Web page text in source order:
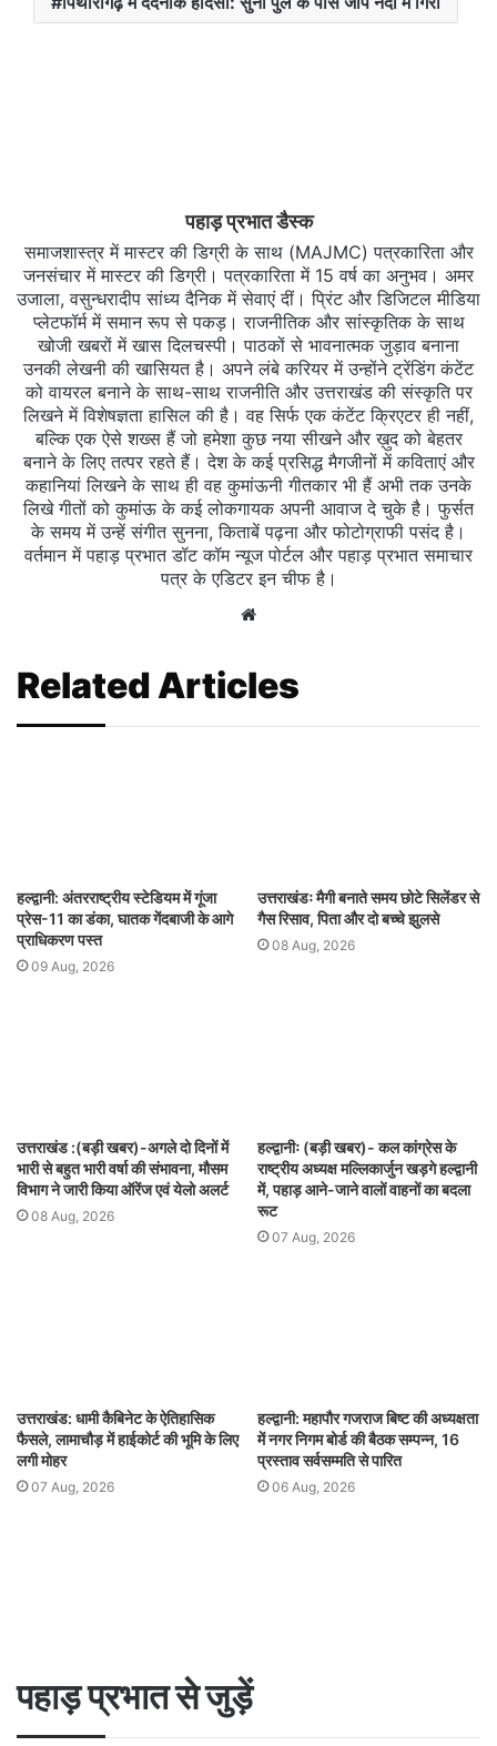
पहाड़ प्रभात डैस्क
समाजशास्त्र में मास्टर की डिग्री के साथ (MAJMC) पत्रकारिता और
जनसंचार में मास्टर की डिग्री। पत्रकारिता में 15 वर्ष का अनुभव। अमर
उजाला, वसुन्धरादीप सांध्य दैनिक में सेवाएं दीं। प्रिंट और डिजिटल मीडिया
प्लेटफॉर्म में समान रूप से पकड़। राजनीतिक और सांस्कृतिक के साथ
खोजी खबरों में खास दिलचस्‍पी। पाठकों से भावनात्मक जुड़ाव बनाना
उनकी लेखनी की खासियत है। अपने लंबे करियर में उन्होंने ट्रेंडिंग कंटेंट
को वायरल बनाने के साथ-साथ राजनीति और उत्तराखंड की संस्कृति पर
लिखने में विशेषज्ञता हासिल की है। वह सिर्फ एक कंटेंट क्रिएटर ही नहीं,
बल्कि एक ऐसे शख्स हैं जो हमेशा कुछ नया सीखने और ख़ुद को बेहतर
बनाने के लिए तत्पर रहते हैं। देश के कई प्रसिद्ध मैगजीनों में कविताएं और
कहानियां लिखने के साथ ही वह कुमांऊनी गीतकार भी हैं अभी तक उनके
लिखे गीतों को कुमांऊ के कई लोकगायक अपनी आवाज दे चुके है। फुर्सत
के समय में उन्हें संगीत सुनना, किताबें पढ़ना और फोटोग्राफी पसंद है।
वर्तमान में पहाड़ प्रभात डॉट कॉम न्यूज पोर्टल और पहाड़ प्रभात समाचार
पत्र के एडिटर इन चीफ है।
Website
Related Articles
हल्द्वानी: अंतरराष्ट्रीय स्टेडियम में गूंजा
प्रेस-11 का डंका, घातक गेंदबाजी के आगे
प्राधिकरण पस्त
09 Aug, 2026
उत्तराखंडः मैगी बनाते समय छोटे सिलेंडर से
गैस रिसाव, पिता और दो बच्चे झुलसे
08 Aug, 2026
उत्तराखंड :(बड़ी खबर)-अगले दो दिनों में
भारी से बहुत भारी वर्षा की संभावना, मौसम
विभाग ने जारी किया ऑरेंज एवं येलो अलर्ट
08 Aug, 2026
हल्द्वानीः (बड़ी खबर)- कल कांग्रेस के
राष्ट्रीय अध्यक्ष मल्लिकार्जुन खड़गे हल्द्वानी
में, पहाड़ आने-जाने वालों वाहनों का बदला
रूट
07 Aug, 2026
उत्तराखंड: धामी कैबिनेट के ऐतिहासिक
फैसले, लामाचौड़ में हाईकोर्ट की भूमि के लिए
लगी मोहर
07 Aug, 2026
हल्द्वानी: महापौर गजराज बिष्ट की अध्यक्षता
में नगर निगम बोर्ड की बैठक सम्पन्न, 16
प्रस्ताव सर्वसम्मति से पारित
06 Aug, 2026
पहाड़ प्रभात से जुड़ें